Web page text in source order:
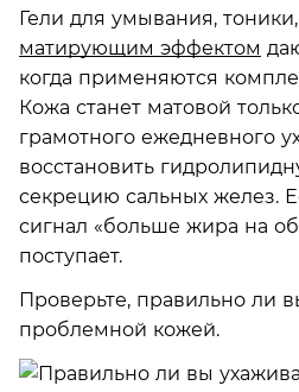
Гели для умывания,
матирующим эффектом
когда применяются
Кожа станет матовой
грамотного ежедневного
восстановить
секрецию сальных желез.
сигнал «больше жира на
поступает.
Проверьте, правильно ли
проблемной кожей.